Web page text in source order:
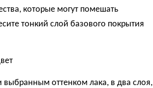
которые могут помешать
тонкий слой базового покрытия
выбранным оттенком лака, в два слоя,